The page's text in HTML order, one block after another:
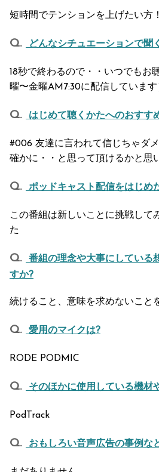
短時間でテンションを上げたい方！
どんなシチュエーションで聞
18秒で終わるので・・いつでもお
曜〜金曜AM7:30に配信しています
はじめて聴くかたへのおすす
#006 友達に言われて信じちゃダ
確かに・・と思って頂けるかと思
ポッドキャスト配信をはじめ
この番組は新しいことに挑戦して
た
番組の理念や大事にしている
すか?
続けること、意味を求めないこと
愛用のマイクは?
RODE PODMIC
そのほかに使用している機材
PodTrack
おもしろい音声広告の事例な